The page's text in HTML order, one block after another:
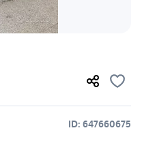
ID: 647660675